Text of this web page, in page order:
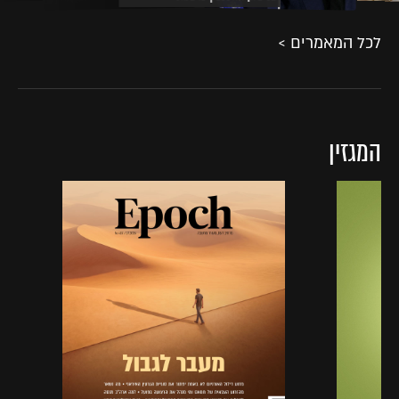
לכל המאמרים >
המגזין